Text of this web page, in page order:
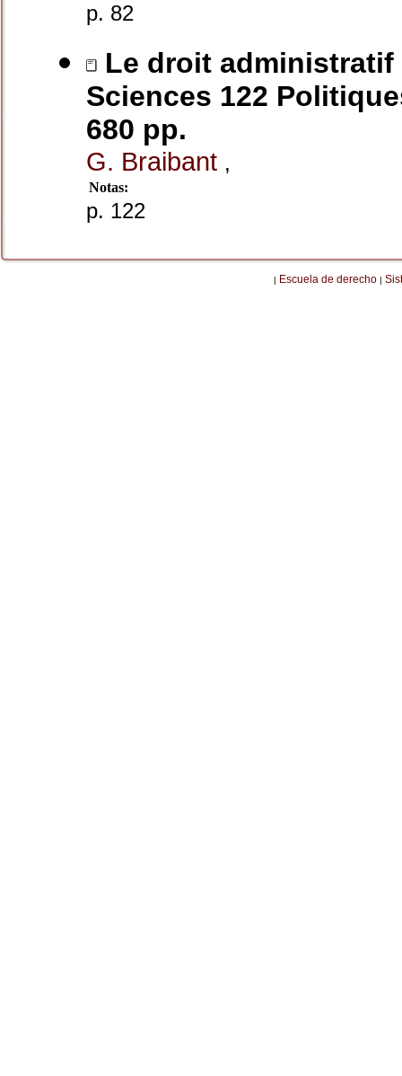
p. 82
Le droit
Sciences 122
680 pp.
G. Braibant ,
Notas:
p. 122
| Escuela de derecho |